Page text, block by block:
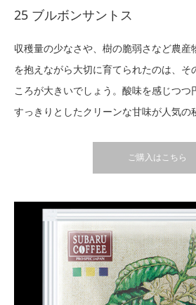
25 ブルボンサントス
収穫量の少なさや、樹の脆弱さなど農産
を抱えながら大切に育てられたのは、そ
ころが大きいでしょう。酸味を感じつつ
すっきりとしたクリーンな甘味が人気の
ご購入はこちら